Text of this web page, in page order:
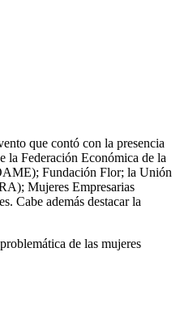
que contó con la presencia
la Federación Económica de la
Fundación Flor; la Unión
Mujeres Empresarias
Cabe además destacar la
de las mujeres